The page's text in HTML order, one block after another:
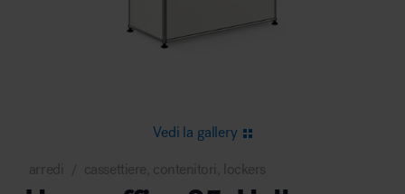
Vedi la gallery
arredi cassettiere, contenitori, lockers